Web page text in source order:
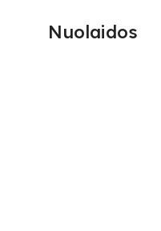
Nuolaidos